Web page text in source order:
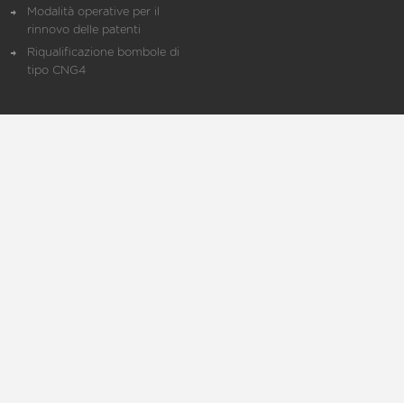
Modalità operative per il
rinnovo delle patenti
Riqualificazione bombole di
tipo CNG4